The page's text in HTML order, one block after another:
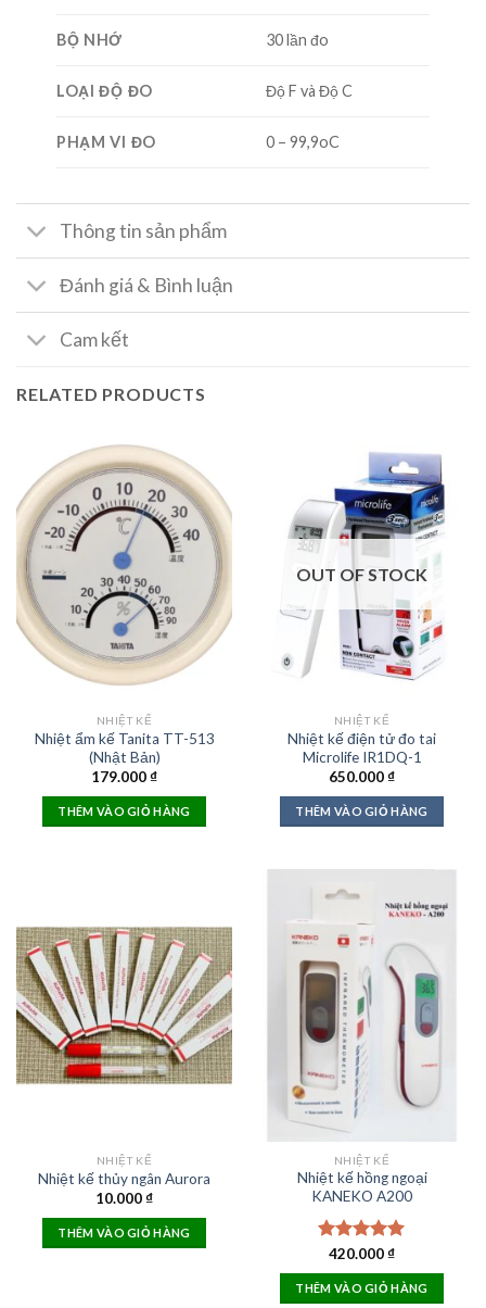
BỘ NHỚ 30 lần đo
LOẠI ĐỘ ĐO Độ F và Độ C
PHẠM VI ĐO 0 – 99,9oC
Thông tin sản phẩm
Đánh giá & Bình luận
Cam kết
RELATED PRODUCTS
NHIỆT KẾ
Nhiệt ẩm kế Tanita TT-513
(Nhật Bản)
179.000₫
THÊM VÀO GIỎ HÀNG
OUT OF STOCK
NHIỆT KẾ
Nhiệt kế điện tử đo tai
Microlife IR1DQ-1
650.000₫
THÊM VÀO GIỎ HÀNG
NHIỆT KẾ
Nhiệt kế thủy ngân Aurora
10.000₫
THÊM VÀO GIỎ HÀNG
NHIỆT KẾ
Nhiệt kế hồng ngoại
KANEKO A200
Rated5.00
out of 5
420.000₫
THÊM VÀO GIỎ HÀNG